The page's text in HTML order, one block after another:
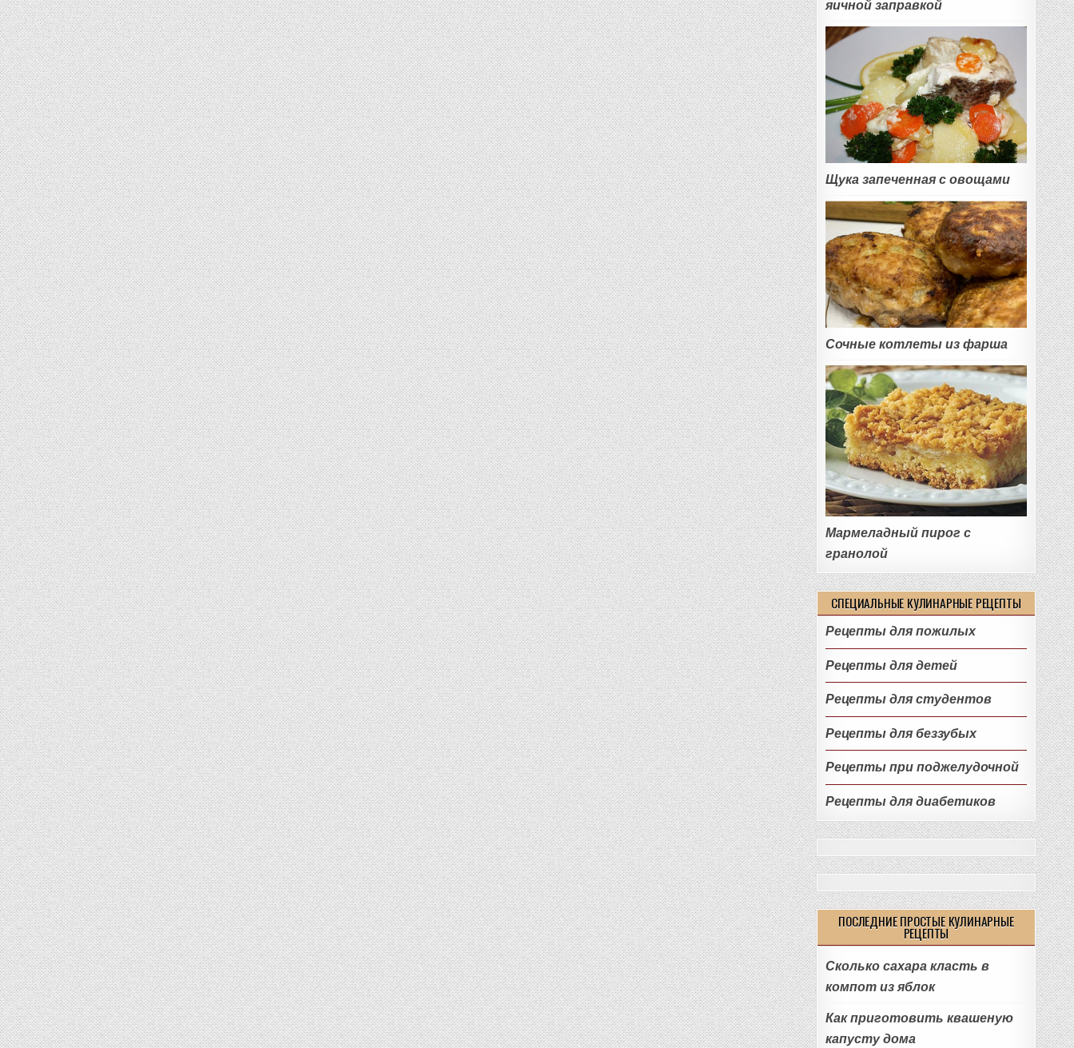
яичной заправкой
Щука запеченная с овощами
Сочные котлеты из фарша
Мармеладный пирог с
гранолой
СПЕЦИАЛЬНЫЕ КУЛИНАРНЫЕ РЕЦЕПТЫ
Рецепты для пожилых
Рецепты для детей
Рецепты для студентов
Рецепты для беззубых
Рецепты при поджелудочной
Рецепты для диабетиков
ПОСЛЕДНИЕ ПРОСТЫЕ КУЛИНАРНЫЕ
РЕЦЕПТЫ
Сколько сахара класть в
компот из яблок
Как приготовить квашеную
капусту дома